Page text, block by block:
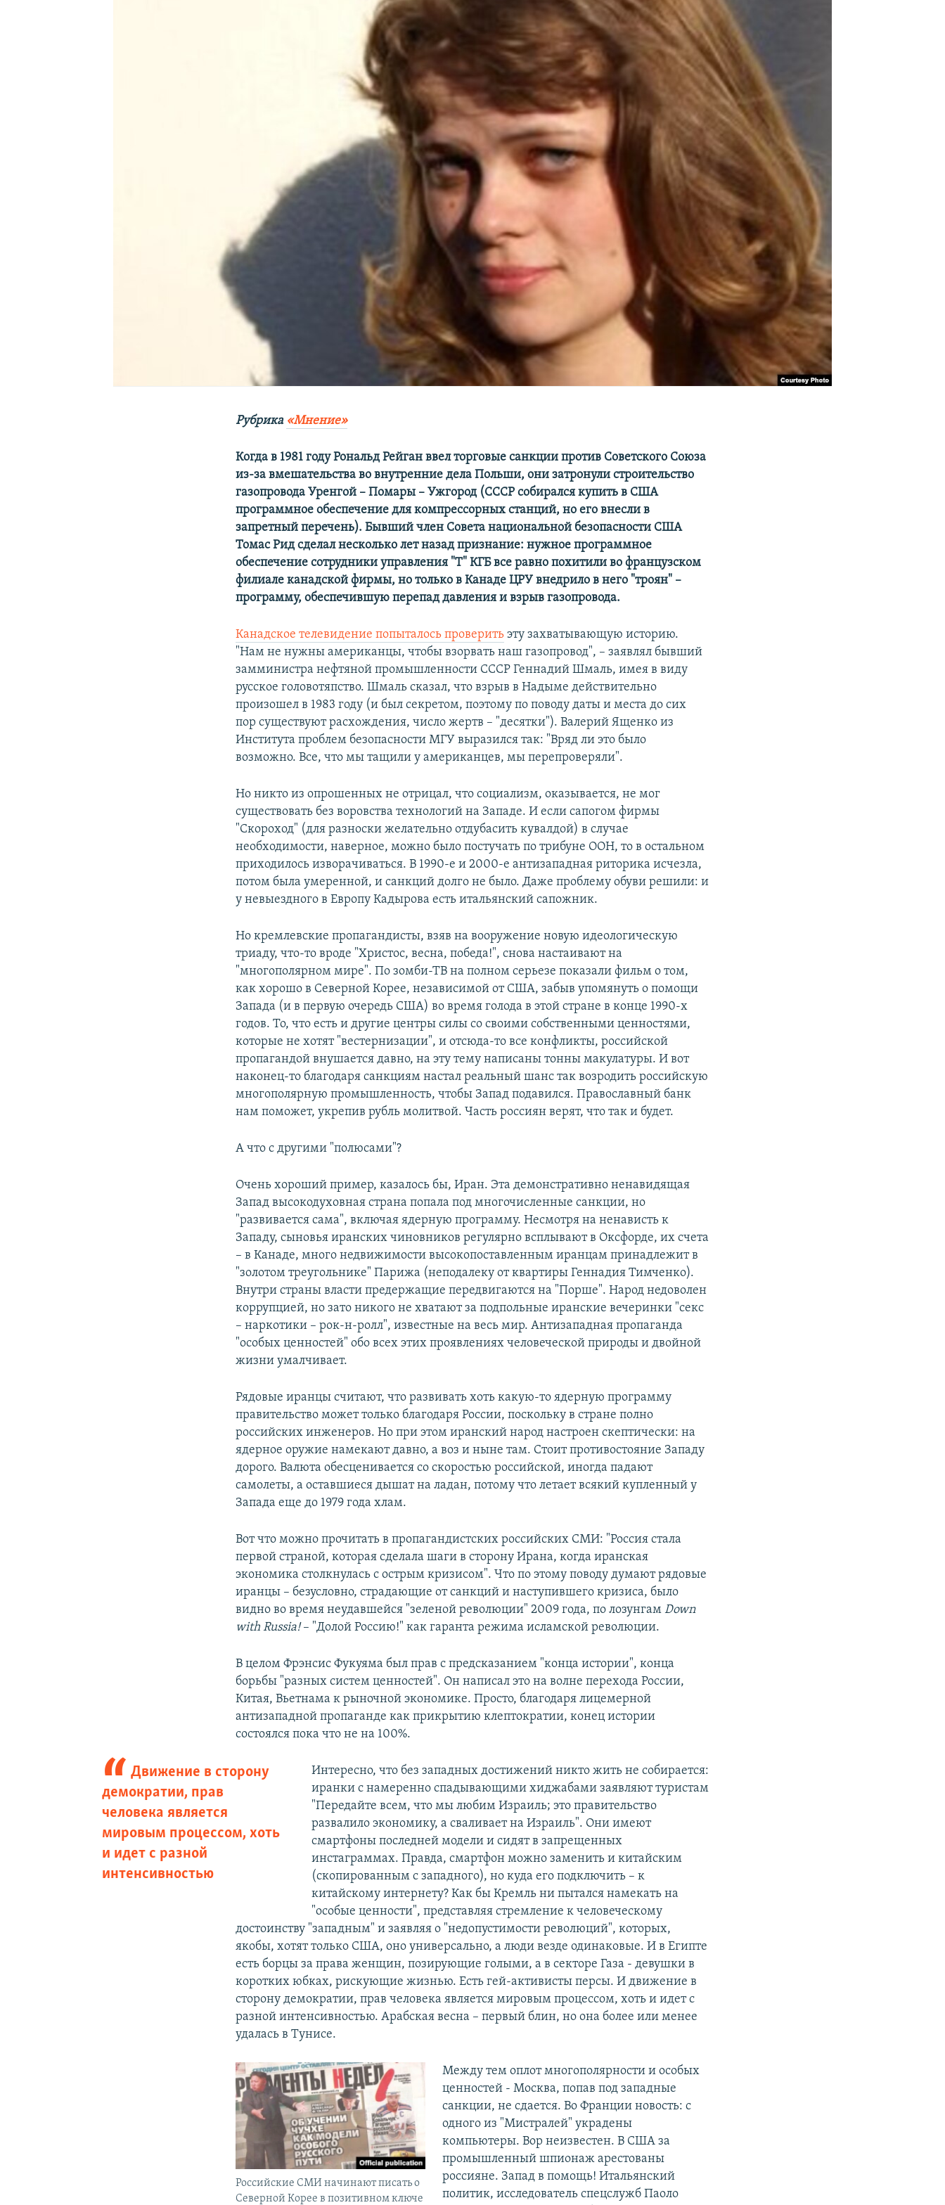
Рубрика «Мнение»
Когда в 1981 году Рональд Рейган ввел торговые санкции против Советского Союза
из-за вмешательства во внутренние дела Польши, они затронули строительство
газопровода Уренгой – Помары – Ужгород (СССР собирался купить в США
программное обеспечение для компрессорных станций, но его внесли в
запретный перечень). Бывший член Совета национальной безопасности США
Томас Рид сделал несколько лет назад признание: нужное программное
обеспечение сотрудники управления "Т" КГБ все равно похитили во французском
филиале канадской фирмы, но только в Канаде ЦРУ внедрило в него "троян" –
программу, обеспечившую перепад давления и взрыв газопровода.
Канадское телевидение попыталось проверить эту захватывающую историю.
"Нам не нужны американцы, чтобы взорвать наш газопровод", – заявлял бывший
замминистра нефтяной промышленности СССР Геннадий Шмаль, имея в виду
русское головотяпство. Шмаль сказал, что взрыв в Надыме действительно
произошел в 1983 году (и был секретом, поэтому по поводу даты и места до сих
пор существуют расхождения, число жертв – "десятки"). Валерий Ященко из
Института проблем безопасности МГУ выразился так: "Вряд ли это было
возможно. Все, что мы тащили у американцев, мы перепроверяли".
Но никто из опрошенных не отрицал, что социализм, оказывается, не мог
существовать без воровства технологий на Западе. И если сапогом фирмы
"Скороход" (для разноски желательно отдубасить кувалдой) в случае
необходимости, наверное, можно было постучать по трибуне ООН, то в остальном
приходилось изворачиваться. В 1990-е и 2000-е антизападная риторика исчезла,
потом была умеренной, и санкций долго не было. Даже проблему обуви решили: и
у невыездного в Европу Кадырова есть итальянский сапожник.
Но кремлевские пропагандисты, взяв на вооружение новую идеологическую
триаду, что-то вроде "Христос, весна, победа!", снова настаивают на
"многополярном мире". По зомби-ТВ на полном серьезе показали фильм о том,
как хорошо в Северной Корее, независимой от США, забыв упомянуть о помощи
Запада (и в первую очередь США) во время голода в этой стране в конце 1990-х
годов. То, что есть и другие центры силы со своими собственными ценностями,
которые не хотят "вестернизации", и отсюда-то все конфликты, российской
пропагандой внушается давно, на эту тему написаны тонны макулатуры. И вот
наконец-то благодаря санкциям настал реальный шанс так возродить российскую
многополярную промышленность, чтобы Запад подавился. Православный банк
нам поможет, укрепив рубль молитвой. Часть россиян верят, что так и будет.
А что с другими "полюсами"?
Очень хороший пример, казалось бы, Иран. Эта демонстративно ненавидящая
Запад высокодуховная страна попала под многочисленные санкции, но
"развивается сама", включая ядерную программу. Несмотря на ненависть к
Западу, сыновья иранских чиновников регулярно всплывают в Оксфорде, их счета
– в Канаде, много недвижимости высокопоставленным иранцам принадлежит в
"золотом треугольнике" Парижа (неподалеку от квартиры Геннадия Тимченко).
Внутри страны власти предержащие передвигаются на "Порше". Народ недоволен
коррупцией, но зато никого не хватают за подпольные иранские вечеринки "секс
– наркотики – рок-н-ролл", известные на весь мир. Антизападная пропаганда
"особых ценностей" обо всех этих проявлениях человеческой природы и двойной
жизни умалчивает.
Рядовые иранцы считают, что развивать хоть какую-то ядерную программу
правительство может только благодаря России, поскольку в стране полно
российских инженеров. Но при этом иранский народ настроен скептически: на
ядерное оружие намекают давно, а воз и ныне там. Стоит противостояние Западу
дорого. Валюта обесценивается со скоростью российской, иногда падают
самолеты, а оставшиеся дышат на ладан, потому что летает всякий купленный у
Запада еще до 1979 года хлам.
Вот что можно прочитать в пропагандистских российских СМИ: "Россия стала
первой страной, которая сделала шаги в сторону Ирана, когда иранская
экономика столкнулась с острым кризисом". Что по этому поводу думают рядовые
иранцы – безусловно, страдающие от санкций и наступившего кризиса, было
видно во время неудавшейся "зеленой революции" 2009 года, по лозунгам Down
with Russia!– "Долой Россию!" как гаранта режима исламской революции.
В целом Фрэнсис Фукуяма был прав с предсказанием "конца истории", конца
борьбы "разных систем ценностей". Он написал это на волне перехода России,
Китая, Вьетнама к рыночной экономике. Просто, благодаря лицемерной
антизападной пропаганде как прикрытию клептократии, конец истории
состоялся пока что не на 100%.
Движение в сторону
демократии, прав
человека является
мировым процессом, хоть
и идет с разной
интенсивностью
Интересно, что без западных достижений никто жить не собирается:
иранки с намеренно спадывающими хиджабами заявляют туристам
"Передайте всем, что мы любим Израиль; это правительство
развалило экономику, а сваливает на Израиль". Они имеют
смартфоны последней модели и сидят в запрещенных
инстаграммах. Правда, смартфон можно заменить и китайским
(скопированным с западного), но куда его подключить – к
китайскому интернету? Как бы Кремль ни пытался намекать на
"особые ценности", представляя стремление к человеческому
достоинству "западным" и заявляя о "недопустимости революций", которых,
якобы, хотят только США, оно универсально, а люди везде одинаковые. И в Египте
есть борцы за права женщин, позирующие голыми, а в секторе Газа - девушки в
коротких юбках, рискующие жизнью. Есть гей-активисты персы. И движение в
сторону демократии, прав человека является мировым процессом, хоть и идет с
разной интенсивностью. Арабская весна – первый блин, но она более или менее
удалась в Тунисе.
Российские СМИ начинают писать о
Северной Корее в позитивном ключе
Между тем оплот многополярности и особых
ценностей - Москва, попав под западные
санкции, не сдается. Во Франции новость: с
одного из "Мистралей" украдены
компьютеры. Вор неизвестен. В США за
промышленный шпионаж арестованы
россияне. Запад в помощь! Итальянский
политик, исследователь спецслужб Паоло